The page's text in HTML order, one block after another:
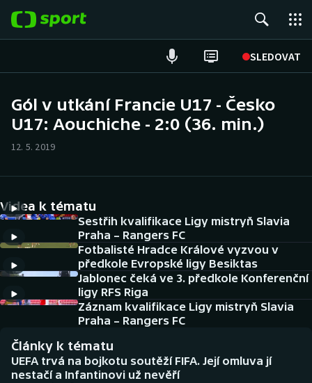
SLEDOVAT
Hokej
Cyklistika
DALŠÍ SPORTY
Americký fotbal
Baseball a softbal
Basketbal
NEPŘEHLÉDNĚTE
Historické návraty
Gól v utkání Francie U17 - Česko
U17: Aouchiche - 2:0 (36. min.)
12. 5. 2019
Videa k tématu
Sestřih kvalifikace Ligy mistryň Slavia
Praha – Rangers FC
Fotbalisté Hradce Králové vyzvou v
předkole Evropské ligy Besiktas
Jablonec čeká ve 3. předkole Konferenční
ligy RFS Riga
Záznam kvalifikace Ligy mistryň Slavia
Praha – Rangers FC
Články k tématu
UEFA trvá na bojkotu soutěží FIFA. Její omluva jí
nestačí a Infantinovi už nevěří